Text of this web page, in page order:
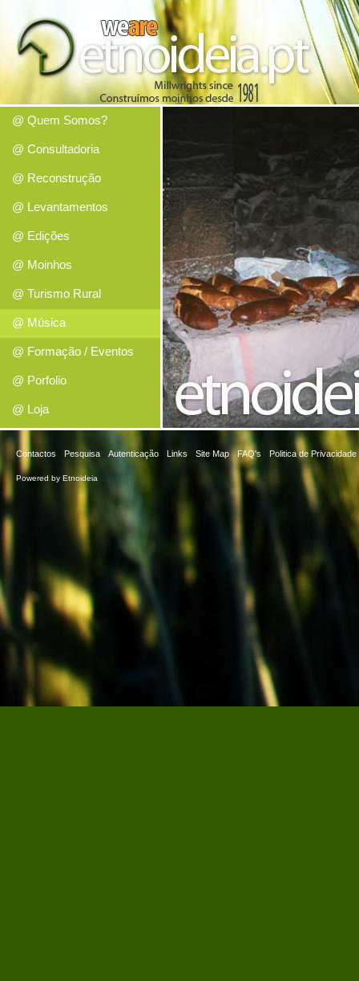
@ Quem Somos?
@ Consultadoria
@ Reconstrução
@ Levantamentos
@ Edições
@ Moinhos
@ Turismo Rural
@ Música
@ Formação / Eventos
@ Porfolio
@ Loja
Contactos Pesquisa Autenticação Links Site Map FAQ's Politica de Privacidade
Powered by Etnoideia